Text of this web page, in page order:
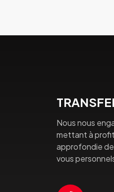
Nous nous
mettant à
approfondie de
vous